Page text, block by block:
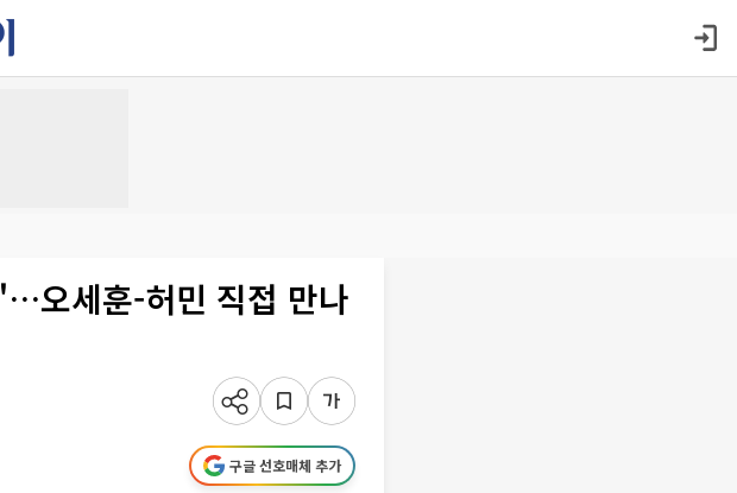
오세훈-허민 직접 만나
구글 선호매체 추가